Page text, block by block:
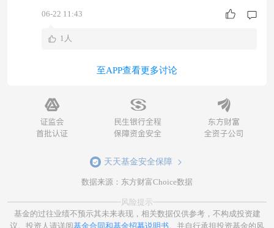
06-22 11:43
1人
至APP查看更多讨论
天天基金安全保障
数据来源：东方财富Choice数据
风险提示
基金的过往业绩不预示其未来表现，相关数据仅供参考，不构成投资建
议。投资人请详阅基金合同和基金招募说明书 。并自行承担投资基金的风